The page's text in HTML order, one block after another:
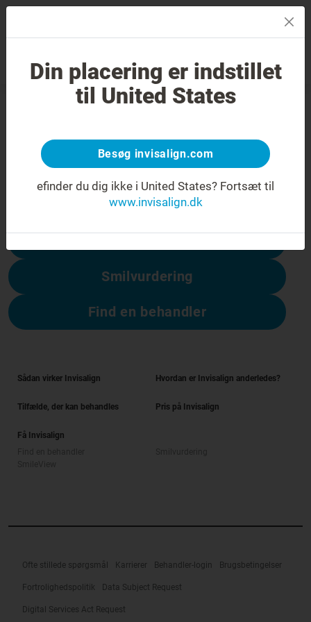
Smilvurdering Find en behandler
404-fejl
Få vendt smilet om
Denne side er ikke tilgængelig, men andre
Smilvurdering
Find en behandler
Sådan virker Invisalign Hvordan er Invisalign anderledes?
Tilfælde, der kan behandles Pris på Invisalign
Få Invisalign
Ofte stillede spørgsmål Karrierer Behandler-login Brugsbetingelser
Fortrolighedspolitik Data Subject Request
Digital Services Act Request
Din placering er indstillet
til United States
Besøg invisalign.com
efinder du dig ikke i United States? Fortsæt til
www.invisalign.dk